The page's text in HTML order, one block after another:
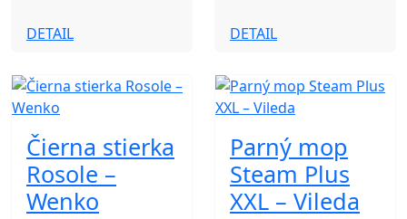
DETAIL DETAIL
Čierna stierka
Rosole –
Wenko
Parný mop
Steam Plus
XXL – Vileda